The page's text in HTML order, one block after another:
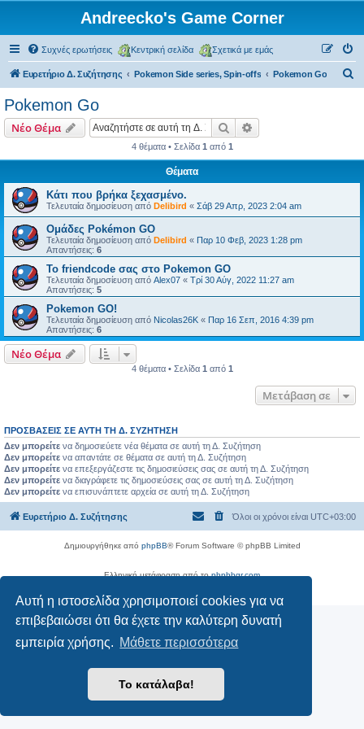
Αυτή η ιστοσελίδα χρησιμοποιεί cookies για να
επιβεβαιώσει ότι θα έχετε την καλύτερη δυνατή
εμπειρία χρήσης. Μάθετε περισσότερα
Το κατάλαβα!
Andreecko's Game Corner
Συχνές ερωτήσεις Κεντρική σελίδα Σχετικά με εμάς
Ευρετήριο Δ. Συζήτησης Pokemon Side series, Spin-offs Pokemon Go
Pokemon Go
Νέο Θέμα Αναζήτηση
4 θέματα • Σελίδα 1 από 1
Θέματα
Κάτι που βρήκα ξεχασμένο.
Τελευταία δημοσίευση από Delibird « Σάβ 29 Απρ, 2023 2:04 am
Ομάδες Pokémon GO
Τελευταία δημοσίευση από Delibird « Παρ 10 Φεβ, 2023 1:28 pm
Απαντήσεις: 6
Το friendcode σας στο Pokemon GO
Τελευταία δημοσίευση από Alex07 « Τρί 30 Αύγ, 2022 11:27 am
Απαντήσεις: 5
Pokemon GO!
Τελευταία δημοσίευση από Nicolas26K « Παρ 16 Σεπ, 2016 4:39 pm
Απαντήσεις: 6
Νέο Θέμα
4 θέματα • Σελίδα 1 από 1
Μετάβαση σε
ΠΡΟΣΒΆΣΕΙΣ ΣΕ ΑΥΤΉ ΤΗ Δ. ΣΥΖΉΤΗΣΗ
Δεν μπορείτε να δημοσιεύετε νέα θέματα σε αυτή τη Δ. Συζήτηση
Δεν μπορείτε να απαντάτε σε θέματα σε αυτή τη Δ. Συζήτηση
Δεν μπορείτε να επεξεργάζεστε τις δημοσιεύσεις σας σε αυτή τη Δ. Συζήτηση
Δεν μπορείτε να διαγράφετε τις δημοσιεύσεις σας σε αυτή τη Δ. Συζήτηση
Δεν μπορείτε να επισυνάπτετε αρχεία σε αυτή τη Δ. Συζήτηση
Ευρετήριο Δ. Συζήτησης Όλοι οι χρόνοι είναι UTC+03:00
Δημιουργήθηκε από phpBB® Forum Software © phpBB Limited
Ελληνική μετάφραση από τοphpbbgr.com